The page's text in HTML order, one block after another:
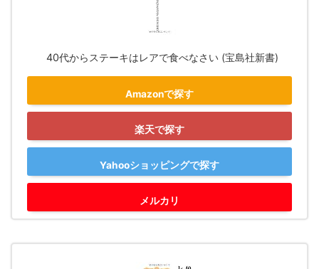
40代からステーキはレアで食べなさい (宝島社新書)
Amazonで探す
楽天で探す
Yahooショッピングで探す
メルカリ